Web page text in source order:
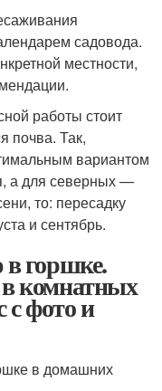
садовода.
местности,
работы стоит
почва. Так,
вариантом
а для северных —
то: пересадку
и сентябрь.
горшке.
комнатных
с фото и
в домашних